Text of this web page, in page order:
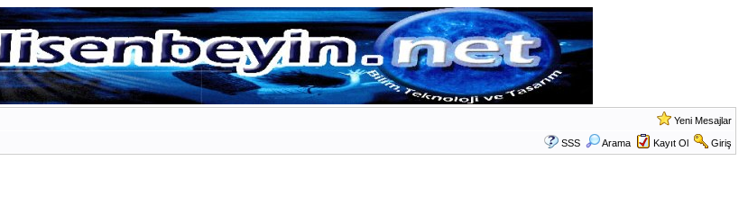
Yeni Mesajlar
SSS Arama Kayıt Ol Giriş